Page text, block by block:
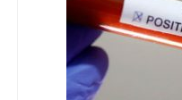
ENQUETE
TV LPB